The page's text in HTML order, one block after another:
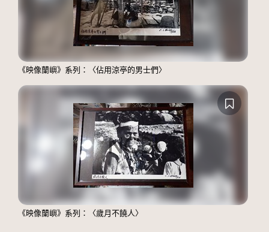
《映像蘭嶼》系列：〈佔用涼亭的男士們〉
《映像蘭嶼》系列：〈歲月不饒人〉